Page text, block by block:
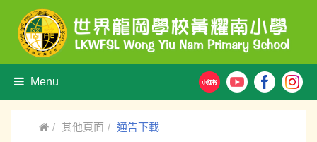
Menu
其他頁面 通告下載